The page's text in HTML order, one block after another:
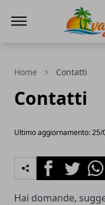
Home Contatti
Contatti
Ultimo aggiornamento: 25/
FacebookTwitter
Hai domande,